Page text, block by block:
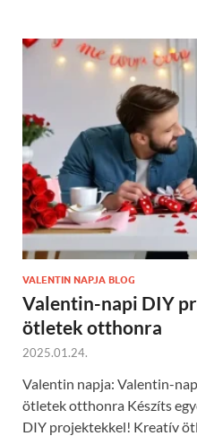
VALENTIN NAPJA BLOG
Valentin-napi DIY
ötletek otthonra
2025.01.24.
Valentin napja: Valentin-
ötletek otthonra Készíts
DIY projektekkel! Kreatív